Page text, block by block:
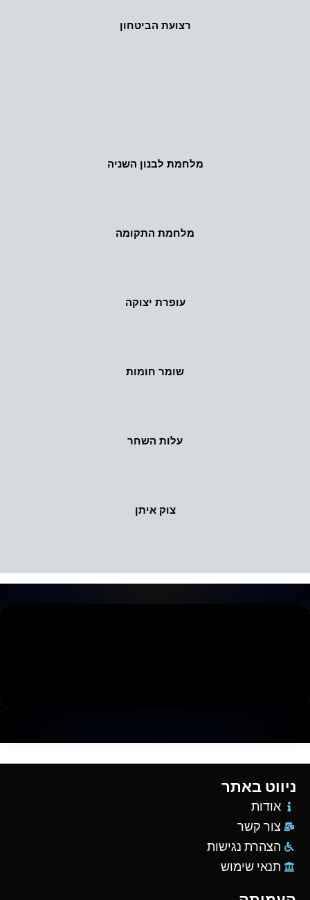
רצועת הביטחון
מלחמת לבנון השניה
מלחמת התקומה
עופרת יצוקה
שומר חומות
עלות השחר
צוק איתן
ניווט באתר
אודות
צור קשר
הצהרת נגישות
תנאי שימוש